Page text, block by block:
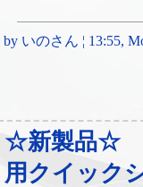
by いのさん ¦ 13:55,
☆新製品☆
用クイック